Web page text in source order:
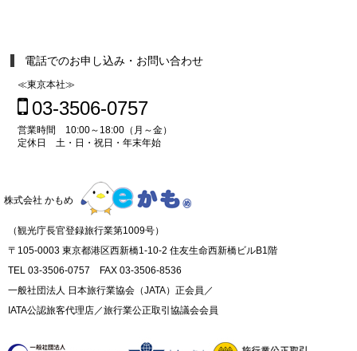
電話でのお申し込み・お問い合わせ
≪東京本社≫
03-3506-0757
営業時間 10:00～18:00（月～金）
定休日 土・日・祝日・年末年始
株式会社 かもめ
（観光庁長官登録旅行業第1009号）
〒105-0003 東京都港区西新橋1-10-2 住友生命西新橋ビルB1階
TEL 03-3506-0757 FAX 03-3506-8536
一般社団法人 日本旅行業協会（JATA）正会員／
IATA公認旅客代理店／旅行業公正取引協議会会員